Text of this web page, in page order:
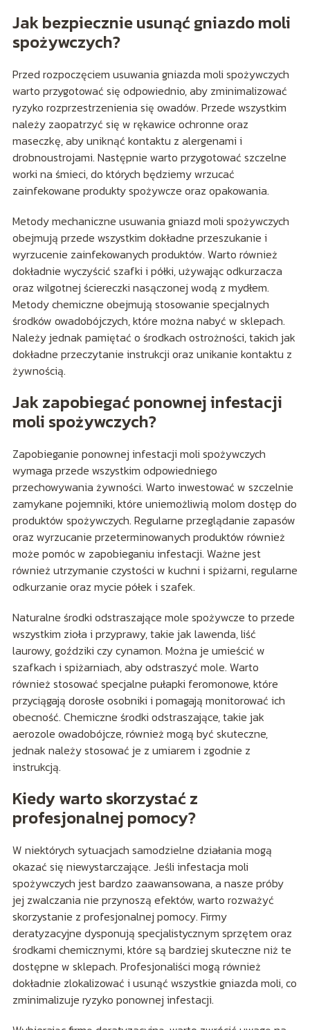
Jak bezpiecznie usunąć gniazdo moli
spożywczych?
Przed rozpoczęciem usuwania gniazda moli spożywczych
warto przygotować się odpowiednio, aby zminimalizować
ryzyko rozprzestrzenienia się owadów. Przede wszystkim
należy zaopatrzyć się w rękawice ochronne oraz
maseczkę, aby uniknąć kontaktu z alergenami i
drobnoustrojami. Następnie warto przygotować szczelne
worki na śmieci, do których będziemy wrzucać
zainfekowane produkty spożywcze oraz opakowania.
Metody mechaniczne usuwania gniazd moli spożywczych
obejmują przede wszystkim dokładne przeszukanie i
wyrzucenie zainfekowanych produktów. Warto również
dokładnie wyczyścić szafki i półki, używając odkurzacza
oraz wilgotnej ściereczki nasączonej wodą z mydłem.
Metody chemiczne obejmują stosowanie specjalnych
środków owadobójczych, które można nabyć w sklepach.
Należy jednak pamiętać o środkach ostrożności, takich jak
dokładne przeczytanie instrukcji oraz unikanie kontaktu z
żywnością.
Jak zapobiegać ponownej infestacji
moli spożywczych?
Zapobieganie ponownej infestacji moli spożywczych
wymaga przede wszystkim odpowiedniego
przechowywania żywności. Warto inwestować w szczelnie
zamykane pojemniki, które uniemożliwią molom dostęp do
produktów spożywczych. Regularne przeglądanie zapasów
oraz wyrzucanie przeterminowanych produktów również
może pomóc w zapobieganiu infestacji. Ważne jest
również utrzymanie czystości w kuchni i spiżarni, regularne
odkurzanie oraz mycie półek i szafek.
Naturalne środki odstraszające mole spożywcze to przede
wszystkim zioła i przyprawy, takie jak lawenda, liść
laurowy, goździki czy cynamon. Można je umieścić w
szafkach i spiżarniach, aby odstraszyć mole. Warto
również stosować specjalne pułapki feromonowe, które
przyciągają dorosłe osobniki i pomagają monitorować ich
obecność. Chemiczne środki odstraszające, takie jak
aerozole owadobójcze, również mogą być skuteczne,
jednak należy stosować je z umiarem i zgodnie z
instrukcją.
Kiedy warto skorzystać z
profesjonalnej pomocy?
W niektórych sytuacjach samodzielne działania mogą
okazać się niewystarczające. Jeśli infestacja moli
spożywczych jest bardzo zaawansowana, a nasze próby
jej zwalczania nie przynoszą efektów, warto rozważyć
skorzystanie z profesjonalnej pomocy. Firmy
deratyzacyjne dysponują specjalistycznym sprzętem oraz
środkami chemicznymi, które są bardziej skuteczne niż te
dostępne w sklepach. Profesjonaliści mogą również
dokładnie zlokalizować i usunąć wszystkie gniazda moli, co
zminimalizuje ryzyko ponownej infestacji.